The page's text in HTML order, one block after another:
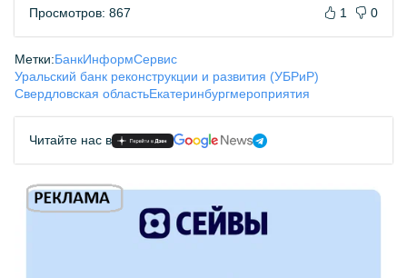
Просмотров: 867 1 0
Метки:БанкИнформСервис
Уральский банк реконструкции и развития (УБРиР)
Свердловская областьЕкатеринбургмероприятия
Читайте нас в